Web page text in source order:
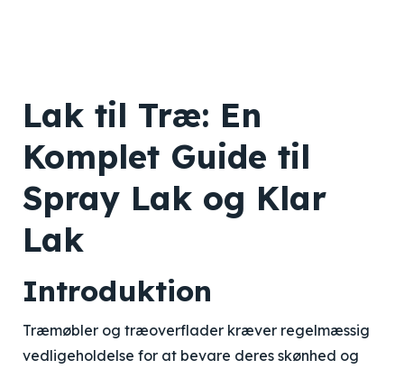
Lak til Træ: En
Komplet Guide til
Spray Lak og Klar
Lak
Introduktion
Træmøbler og træoverflader kræver regelmæssig
vedligeholdelse for at bevare deres skønhed og